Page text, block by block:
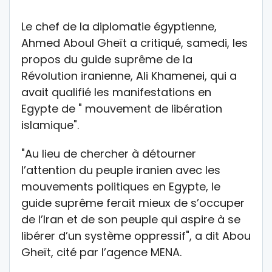
Le chef de la diplomatie égyptienne,
Ahmed Aboul Gheït a critiqué, samedi, les
propos du guide suprême de la
Révolution iranienne, Ali Khamenei, qui a
avait qualifié les manifestations en
Egypte de " mouvement de libération
islamique".
"Au lieu de chercher à détourner
l’attention du peuple iranien avec les
mouvements politiques en Egypte, le
guide suprême ferait mieux de s’occuper
de l’Iran et de son peuple qui aspire à se
libérer d’un système oppressif", a dit Abou
Gheït, cité par l’agence MENA.